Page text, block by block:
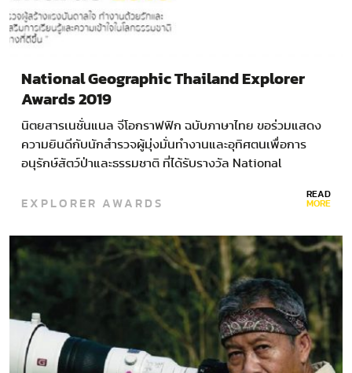
National Geographic Thailand Explorer
Awards 2019
นิตยสารเนชั่นแนล จีโอกราฟฟิก ฉบับภาษาไทย ขอร่วมแสดง
ความยินดีกับนักสำรวจผู้มุ่งมั่นทำงานและอุทิศตนเพื่อการ
อนุรักษ์สัตว์ป่าและธรรมชาติ ที่ได้รับรางวัล National
EXPLORER AWARDS READ
MORE